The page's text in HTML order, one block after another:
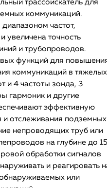
трассоискатель для
коммуникаций.
диапазоном частот,
увеличена точность
и трубопроводов.
функций для
коммуникаций в тяжелых
и 4 частоты зонда, 3
гармоник и другие
эффективную
и отслеживания подземных
непроводящих труб или
на глубине до 15
обработки сигналов
и реагировать
или